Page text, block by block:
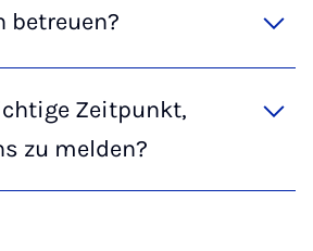
betreuen?
Zeitpunkt,
zu melden?